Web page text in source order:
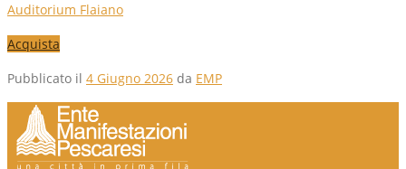
Auditorium Flaiano
Acquista
Pubblicato il 4 Giugno 2026 da EMP